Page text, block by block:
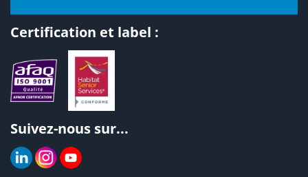
Certification et label :
Suivez-nous sur...